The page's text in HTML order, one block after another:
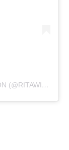
O POSTARE DISTRIBUITĂ DE RITA WILSON (@RITAWILSON)